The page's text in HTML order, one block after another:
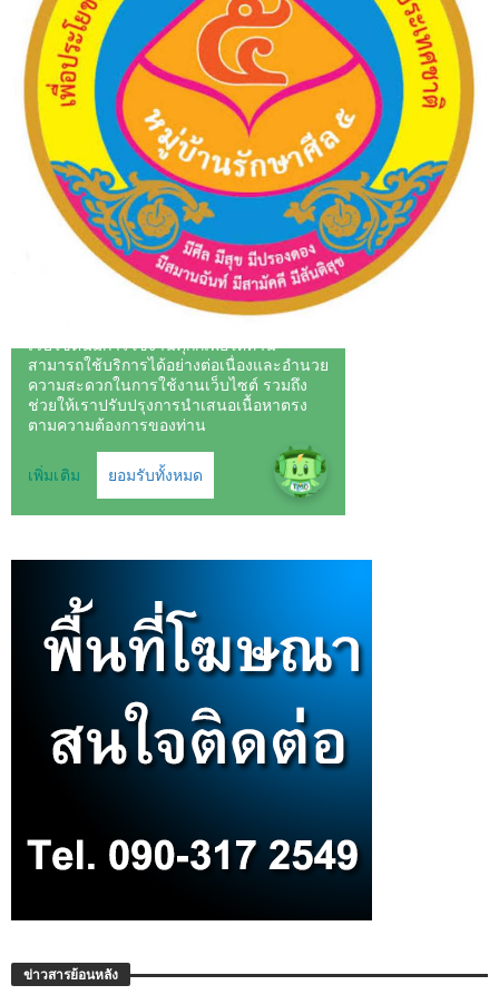
ข่าวสารย้อนหลัง